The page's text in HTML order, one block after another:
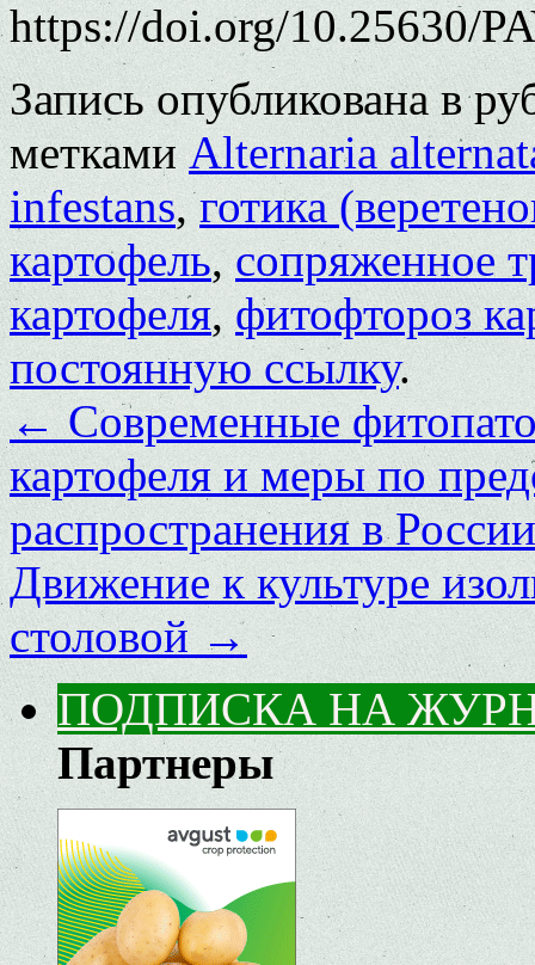
https://doi.org/10.25630/
Запись опубликована в
меткамиAlternaria
infestans,готика
картофель,сопряженное
картофеля,фитофтороз
постоянную ссылку.
←Современные
картофеля и меры по
распространения в России
Движение к культуре
столовой→
ПОДПИСКА НА
Партнеры